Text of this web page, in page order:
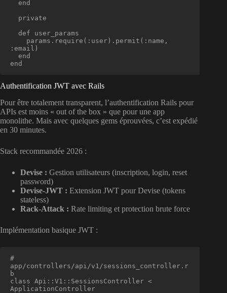
:email)
end
Authentification JWT avec Rails
Pour être totalement transparent, l’authentification Rails pour
APIs est moins « out of the box » que pour une app
monolithe. Mais avec quelques gems éprouvées, c’est expédié
en 30 minutes.
Stack recommandée 2026 :
Devise : Gestion utilisateurs (inscription, login, reset
password)
Devise-JWT : Extension JWT pour Devise (tokens
stateless)
Rack-Attack : Rate limiting et protection brute force
Implémentation basique JWT :
#
app/controllers/api/v1/sessions_controller.r
b
class Api::V1::SessionsController <
ApplicationController